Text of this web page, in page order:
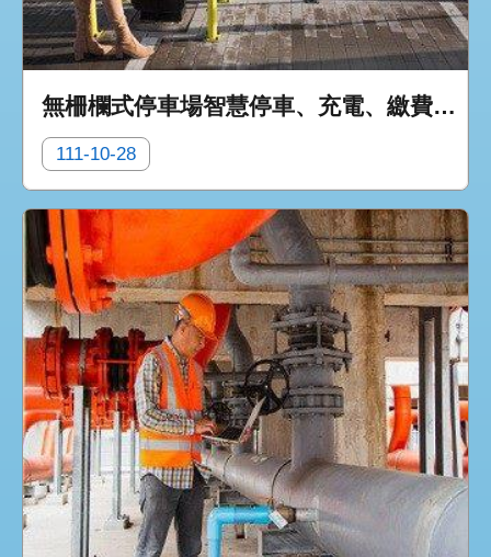
無柵欄式停車場智慧停車、充電、繳費整合實驗試辦計畫
111-10-28